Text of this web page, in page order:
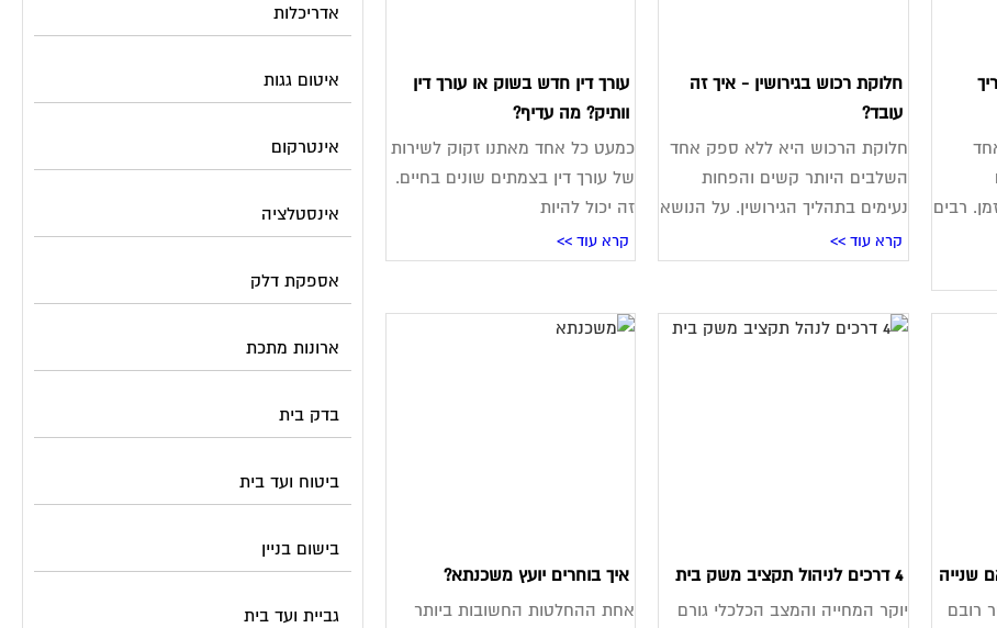
רבים
חלוקת רכוש בגירושין - איך זה
עובד?
חלוקת הרכוש היא ללא ספק אחד
השלבים היותר קשים והפחות
נעימים בתהליך הגירושין. על הנושא
קרא עוד >>
עורך דין חדש בשוק או עורך דין
וותיק? מה עדיף?
כמעט כל אחד מאתנו זקוק לשירות
של עורך דין בצמתים שונים בחיים.
זה יכול להיות
קרא עוד >>
שנייה
רובם
4 דרכים לניהול תקציב משק בית
יוקר המחייה והמצב הכלכלי גורם
איך בוחרים יועץ משכנתא?
אחת ההחלטות החשובות ביותר
אדריכלות
איטום גגות
אינטרקום
אינסטלציה
אספקת דלק
ארונות מתכת
בדק בית
ביטוח ועד בית
בישום בניין
גביית ועד בית